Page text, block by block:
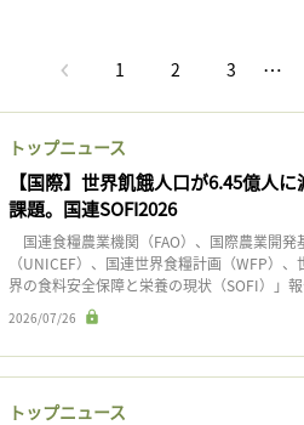
1 2 3 …
トップニュース
【国際】世界飢餓人口が6.45億人
課題。国連SOFI2026
国連食糧農業機関（FAO）、国際農業開発
（UNICEF）、国連世界食糧計画（WFP）
界の食料安全保障と栄養の現状（SOFI）」
2026/07/26
トップニュース